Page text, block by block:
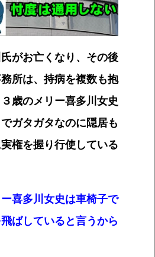
がお亡くなり、その後
所は、持病を複数も抱
歳のメリー喜多川女史
ガタガタなのに隠居も
権を握り行使している
喜多川女史は車椅子で
ばしていると言うから